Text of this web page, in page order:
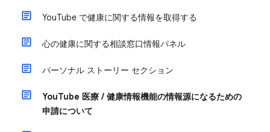
YouTube で健康に関する情報を取得する
心の健康に関する相談窓口情報パネル
パーソナル ストーリー セクション
YouTube 医療 / 健康情報機能の情報源になるための
申請について